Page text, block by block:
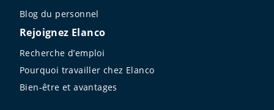
Blog du personnel
Rejoignez Elanco
Recherche d’emploi
Pourquoi travailler chez Elanco
Bien-être et avantages